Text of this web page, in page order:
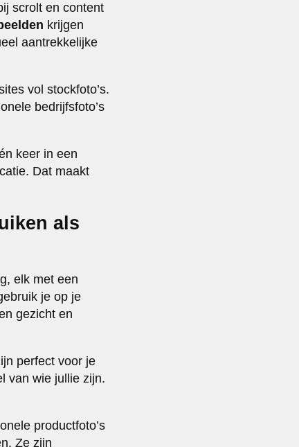
scrolt en content
krijgen
aantrekkelijke
vol stockfoto’s.
bedrijfsfoto’s
keer in een
Dat maakt
als
elk met een
je op je
gezicht en
perfect voor je
van wie jullie zijn.
productfoto’s
Ze zijn